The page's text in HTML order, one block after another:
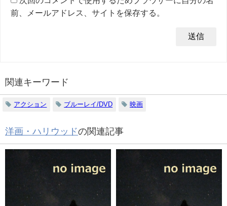
前、メールアドレス、サイトを保存する。
関連キーワード
アクション ブルーレイ/DVD 映画
洋画・ハリウッドの関連記事